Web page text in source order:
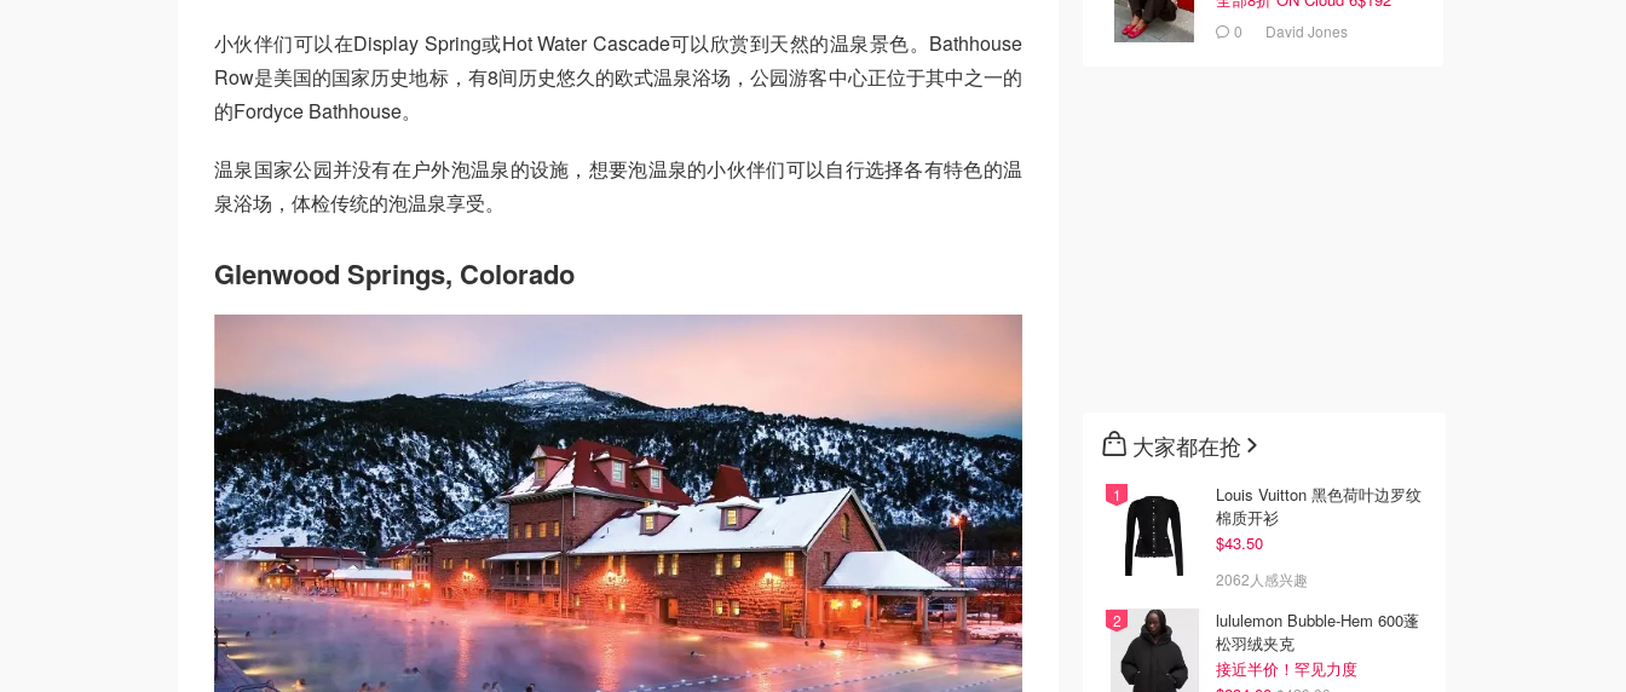
小伙伴们可以在Display Spring或Hot Water Cascade可以欣赏到天然的温泉景色。Bathhouse
Row是美国的国家历史地标，有8间历史悠久的欧式温泉浴场，公园游客中心正位于其中之一的
的Fordyce Bathhouse。
温泉国家公园并没有在户外泡温泉的设施，想要泡温泉的小伙伴们可以自行选择各有特色的温
泉浴场，体检传统的泡温泉享受。
Glenwood Springs, Colorado
0 David Jones
大家都在抢
Louis Vuitton 黑色荷叶边罗纹
棉质开衫
$43.50
2062人感兴趣
lululemon Bubble-Hem 600蓬
松羽绒夹克
接近半价！罕见力度